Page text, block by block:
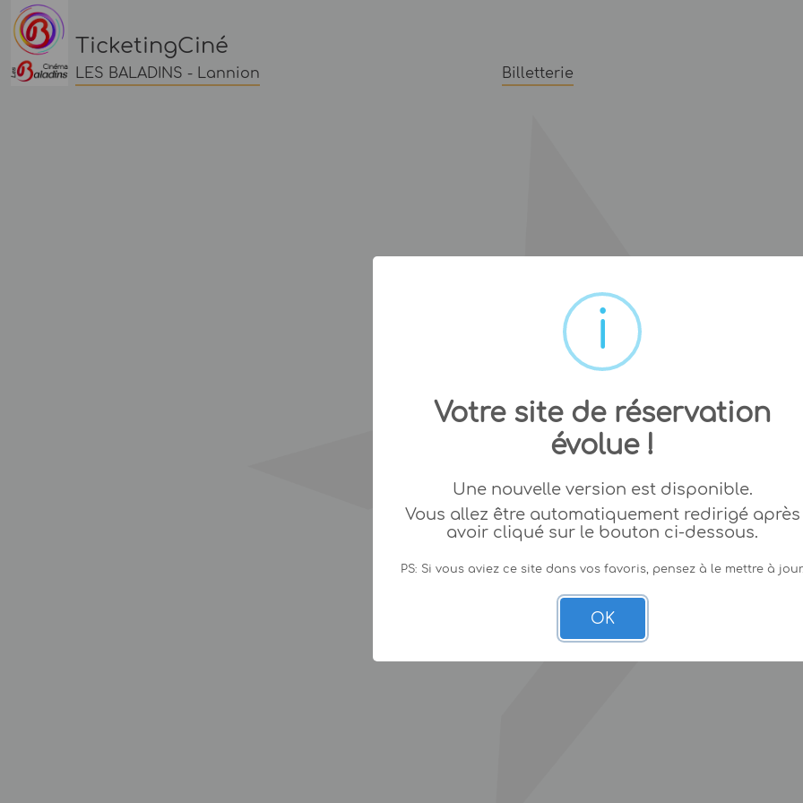
TicketingCiné
LES BALADINS - Lannion Billetterie
Votre site de réservation
évolue !
Une nouvelle version est disponible.
Vous allez être automatiquement redirigé après
avoir cliqué sur le bouton ci-dessous.
PS: Si vous aviez ce site dans vos favoris, pensez à le mettre à
OK